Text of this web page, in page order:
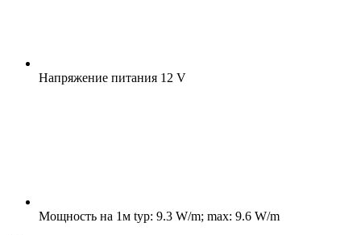
Напряжение питания 12 V
Мощность на 1м typ: 9.3 W/m; max: 9.6 W/m